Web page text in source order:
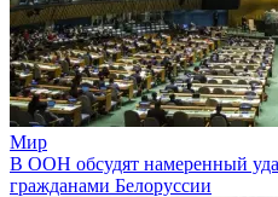
Мир
В ООН обсудят намеренный
гражданами Белоруссии